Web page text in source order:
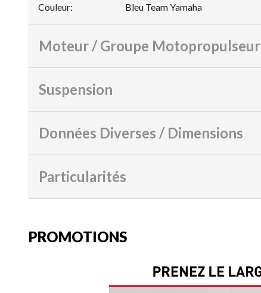
Couleur: Bleu Team Yamaha
Moteur / Groupe Motopropulseur
Suspension
Données Diverses / Dimensions
Particularités
PROMOTIONS